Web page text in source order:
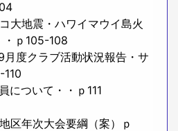
大地震・ハワイマウイ島火
・ｐ105-108
度クラブ活動状況報告・サ
について・・ｐ111
区年次大会要綱（案）ｐ